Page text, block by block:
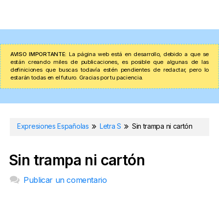
AVISO IMPORTANTE: La página web está en desarrollo, debido a que se
están creando miles de publicaciones, es posible que algunas de las
definiciones que buscas todavía estén pendientes de redactar, pero lo
estarán todas en el futuro. Gracias por tu paciencia.
Expresiones Españolas Letra S Sin trampa ni cartón
Sin trampa ni cartón
Publicar un comentario